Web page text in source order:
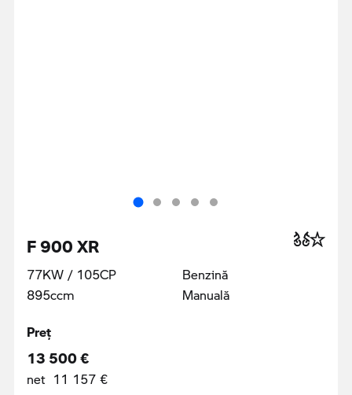
F 900 XR
77KW / 105CP
895ccm
Benzină
Manuală
Preţ
13 500 €
net 11 157 €